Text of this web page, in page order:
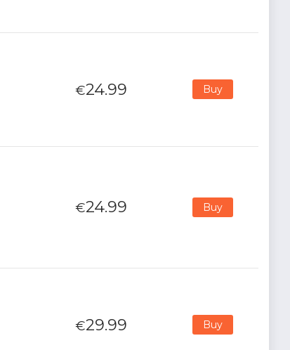
€24.99 Buy
€24.99 Buy
€29.99 Buy